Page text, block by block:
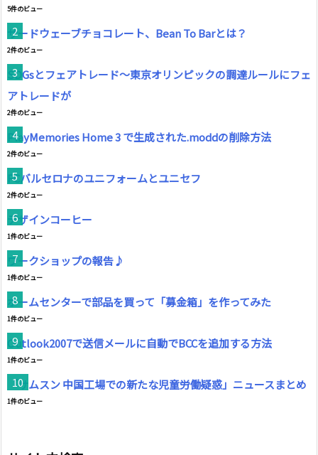
5件のビュー
サードウェーブチョコレート、Bean To Barとは？
2件のビュー
SDGsとフェアトレード～東京オリンピックの調達ルールにフェ
アトレードが
2件のビュー
PlayMemories Home 3 で生成された.moddの削除方法
2件のビュー
FCバルセロナのユニフォームとユニセフ
2件のビュー
デザインコーヒー
1件のビュー
ワークショップの報告♪
1件のビュー
ホームセンターで部品を買って「募金箱」を作ってみた
1件のビュー
Outlook2007で送信メールに自動でBCCを追加する方法
1件のビュー
「サムスン 中国工場での新たな児童労働疑惑」ニュースまとめ
1件のビュー